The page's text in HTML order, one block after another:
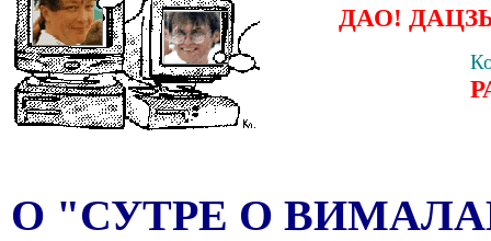
ДАО!
О "СУТРЕ О